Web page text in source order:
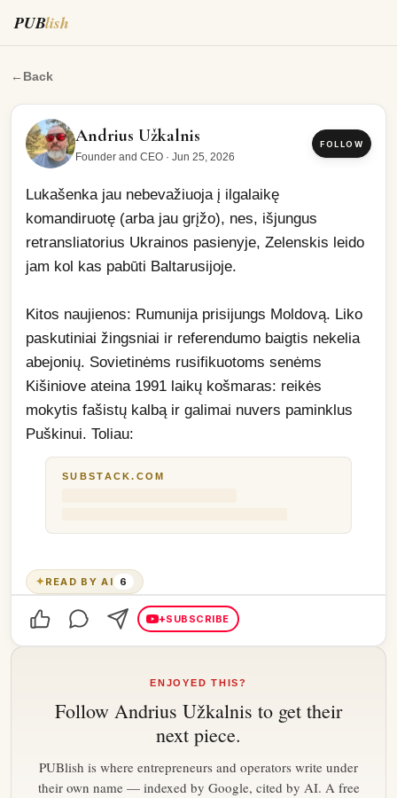
PUBlish
Lukašenka jau nebevažiuoja į ilgalaikę komandiruotę
← Back
Andrius Užkalnis
Founder and CEO · Jun 25, 2026
FOLLOW
Lukašenka jau nebevažiuoja į ilgalaikę
komandiruotę (arba jau grįžo), nes, išjungus
retransliatorius Ukrainos pasienyje, Zelenskis leido
jam kol kas pabūti Baltarusijoje.
Kitos naujienos: Rumunija prisijungs Moldovą. Liko
paskutiniai žingsniai ir referendumo baigtis nekelia
abejonių. Sovietinėms rusifikuotoms senėms
Kišiniove ateina 1991 laikų košmaras: reikės
mokytis fašistų kalbą ir galimai nuvers paminklus
Puškinui. Toliau:
SUBSTACK.COM
✦READ BY AI 6
+SUBSCRIBE
ENJOYED THIS?
Follow Andrius Užkalnis to get their
next piece.
PUBlish is where entrepreneurs and operators write under
their own name — indexed by Google, cited by AI. A free